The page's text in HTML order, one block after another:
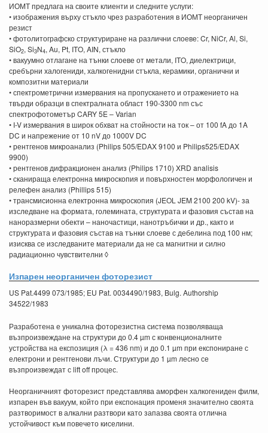
ИОМТ предлага на своите клиенти и следните услуги:
• изображения върху стъкло чрез разработения в ИОМТ неорганичен
резист
• фотолитографско структуриране на различни слоеве: Cr, NiCr, Al, Si,
SiO2, Si3N4, Au, Pt, ITO, AIN, стъкло
• вакуумно отлагане на тънки слоеве от метали, ITO, диелектрици,
сребърни халогениди, халкогенидни стъкла, керамики, органични и
композитни материали
• спектрометрични измервания на пропускането и отражението на
твърди образци в спектралната област 190-3300 nm със
спектрофотометър CARY 5E – Varian
• I-V измервания в широк обхват на стойности на ток – от 100 fA до 1A
DC и напрежение от 10 nV до 1000V DC
• рентгенов микроанализ (Philips 505/EDAX 9100 и Philips525/EDAX
9900)
• рентгенов дифракционен анализ (Philips 1710) XRD analisis
• сканираща електронна микроскопия и повърхностен морфологичен и
релефен анализ (Phillips 515)
• трансмисионна електронна микроскопия (JEOL JEM 2100 200 kV)- за
изследване на формата, големината, структурата и фазовия състав на
наноразмерни обекти – наночастици, нанотръбички и др., както и
структурата и фазовия състав на тънки слоеве с дебелина под 100 нм;
изисква се изследваните материали да не са магнитни и силно
радиационно чувствителни ◊
Изпарен неорганичен фоторезист
US Pat.4499 073/1985; EU Pat. 0034490/1983, Bulg. Authorship
34522/1983
Разработена е уникална фоторезистна система позволяваща
възпроизвеждане на структури до 0.4 µm с конвенционалните
устройства на експозиция (λ = 436 nm) и до 0.1 µm при експониране с
електрони и рентгенови лъчи. Структури до 1 µm лесно се
възпроизвеждат с lift off процес.
Неорганичният фоторезист представлява аморфен халкогениден филм,
изпарен във вакуум, който при експонация променя значително своята
разтворимост в алкални разтвори като запазва своята отлична
устойчивост към повечето киселини.